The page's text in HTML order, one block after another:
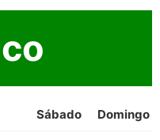
Sábado Domingo